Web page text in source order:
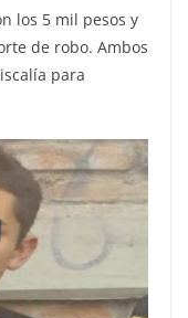
los 5 mil pesos y
de robo. Ambos
para